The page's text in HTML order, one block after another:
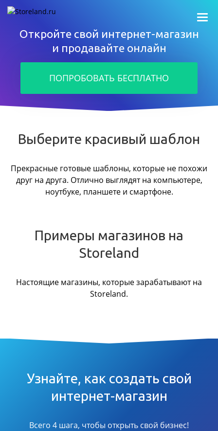
Откройте свой интернет-магазин
и продавайте онлайн
ПОПРОБОВАТЬ БЕСПЛАТНО
Выберите красивый шаблон
Прекрасные готовые шаблоны, которые не похожи
друг на друга. Отлично выглядят на компьютере,
ноутбуке, планшете и смартфоне.
Примеры магазинов на
Storeland
Настоящие магазины, которые зарабатывают на
Storeland.
Узнайте, как создать свой
интернет-магазин
Всего 4 шага, чтобы открыть свой бизнес!